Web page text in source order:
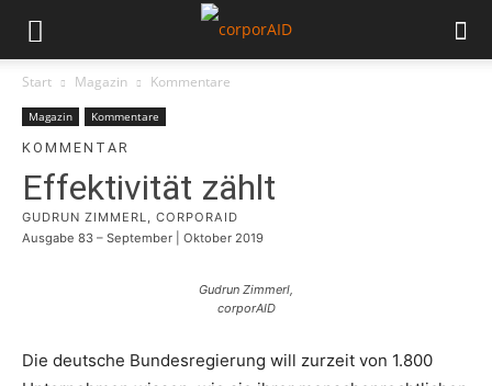
Start Magazin Kommentare
Magazin Kommentare
KOMMENTAR
Effektivität zählt
GUDRUN ZIMMERL, CORPORAID
Ausgabe 83 – September | Oktober 2019
Gudrun Zimmerl,
corporAID
Die deutsche Bundesregierung will zurzeit von 1.800